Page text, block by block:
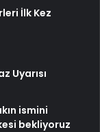
İlk Kez
Uyarısı
ismini
bekliyoruz